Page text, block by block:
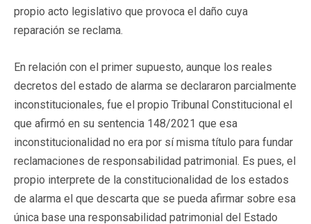
propio acto legislativo que provoca el daño cuya
reparación se reclama.
En relación con el primer supuesto, aunque los reales
decretos del estado de alarma se declararon parcialmente
inconstitucionales, fue el propio Tribunal Constitucional el
que afirmó en su sentencia 148/2021 que esa
inconstitucionalidad no era por sí misma título para fundar
reclamaciones de responsabilidad patrimonial. Es pues, el
propio interprete de la constitucionalidad de los estados
de alarma el que descarta que se pueda afirmar sobre esa
única base una responsabilidad patrimonial del Estado